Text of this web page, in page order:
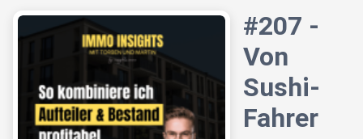
#207 -
Von
Sushi-
Fahrer